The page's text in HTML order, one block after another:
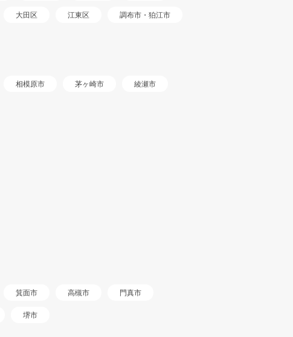
大田区 江東区 調布市・狛江市
相模原市 茅ヶ崎市 綾瀬市
箕面市 高槻市 門真市
堺市